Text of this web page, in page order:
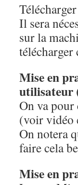
Télécharger
Il sera
sur la
télécharger
Mise en
utilisateur
On va
(voir vidéo
On notera
faire cela
Mise en